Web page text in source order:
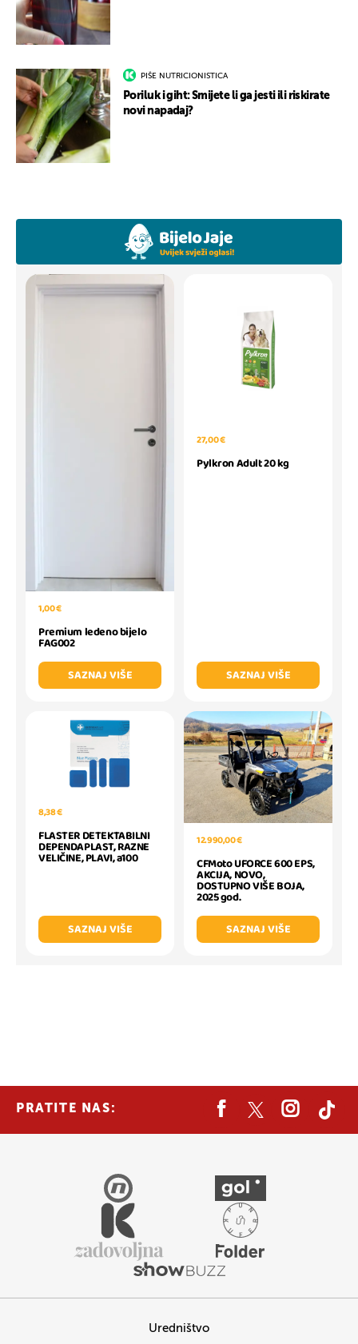
PIŠE NUTRICIONISTICA
Poriluk i giht: Smijete li ga jesti ili riskirate
novi napadaj?
1,00 €
Premium ledeno bijelo
FAG002
SAZNAJ VIŠE
27,00 €
Pylkron Adult 20 kg
SAZNAJ VIŠE
8,38 €
FLASTER DETEKTABILNI
DEPENDAPLAST, RAZNE
VELIČINE, PLAVI, a100
SAZNAJ VIŠE
12.990,00 €
CFMoto UFORCE 600 EPS,
AKCIJA, NOVO,
DOSTUPNO VIŠE BOJA,
2025 god.
SAZNAJ VIŠE
PRATITE NAS:
Uredništvo